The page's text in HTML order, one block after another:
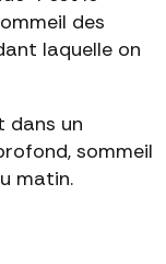
des
laquelle on
dans un
sommeil
matin.